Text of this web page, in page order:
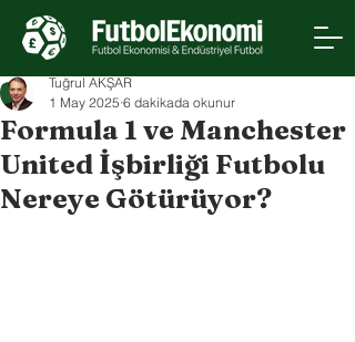
Formula 1 ve Manchester
United İşbirliği Futbolu
Nereye Götürüyor?
Tuğrul AKŞAR
1 May 2025 6 dakikada okunur